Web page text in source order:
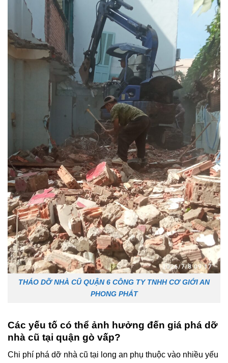
THÁO DỠ NHÀ CŨ QUẬN 6 CÔNG TY TNHH CƠ GIỚI AN
PHONG PHÁT
Các yếu tố có thể ảnh hưởng đến giá phá dỡ
nhà cũ tại quận gò vấp?
Chi phí phá dỡ nhà cũ tại long an phụ thuộc vào nhiều yếu